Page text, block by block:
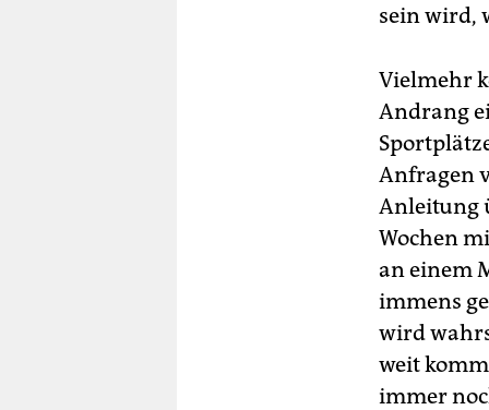
sein wird,
Vielmehr
Andrang
Anfragen
Anleitung
Wochen
an einem
immens
wird
weit
immer